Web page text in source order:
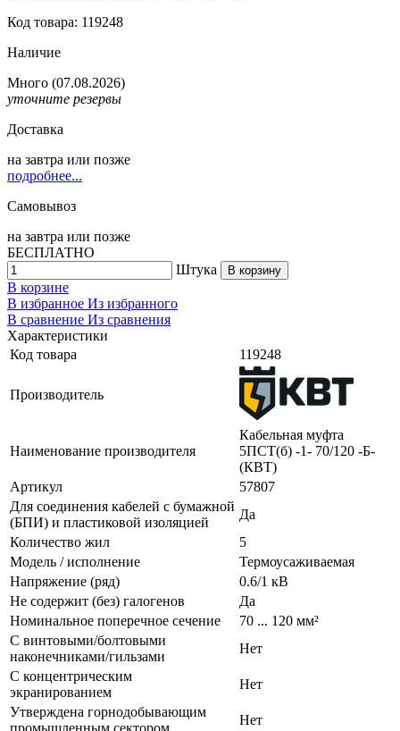
Код товара: 119248
Наличие
Много (07.08.2026)
уточните резервы
Доставка
на завтра или позже
подробнее...
Самовывоз
на завтра или позже
БЕСПЛАТНО
Штука
В корзину
В корзине
В избранное Из избранного
В сравнение Из сравнения
Характеристики
Код товара
119248
Производитель
Наименование производителя
Кабельная муфта
5ПСТ(б) -1- 70/120 -Б-
(КВТ)
Артикул
57807
Для соединения кабелей с бумажной
(БПИ) и пластиковой изоляцией
Да
Количество жил
5
Модель / исполнение
Термоусаживаемая
Напряжение (ряд)
0.6/1 кВ
Не содержит (без) галогенов
Да
Номинальное поперечное сечение
70 ... 120 мм²
С винтовыми/болтовыми
наконечниками/гильзами
Нет
С концентрическим
экранированием
Нет
Утверждена горнодобывающим
промышленным сектором
Нет